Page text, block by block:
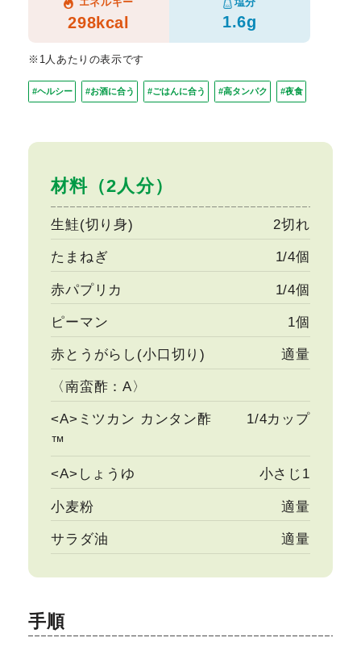
材料（2人分）
生鮭(切り身) 2切れ
たまねぎ 1/4個
赤パプリカ 1/4個
ピーマン 1個
赤とうがらし(小口切り) 適量
〈南蛮酢：A〉
<A>ミツカン カンタン酢
™
1/4カップ
<A>しょうゆ 小さじ1
小麦粉 適量
サラダ油 適量
エネルギー
298kcal
塩分
1.6g
※1人あたりの表示です
#ヘルシー #お酒に合う #ごはんに合う #高タンパク #夜食
手順